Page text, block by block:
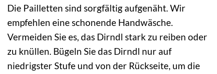
Die Pailletten sind sorgfältig aufgenäht. Wir
empfehlen eine schonende Handwäsche.
Vermeiden Sie es, das Dirndl stark zu reiben oder
zu knüllen. Bügeln Sie das Dirndl nur auf
niedrigster Stufe und von der Rückseite, um die